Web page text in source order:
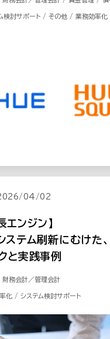
/ 購買／調達管理 / 経費精算 / 不動
検討サポート / その他 / 業務効率化
04/02
エンジン】
ステム刷新にむけた
と実践事例
務会計／管理会計
化 / システム検討サポート